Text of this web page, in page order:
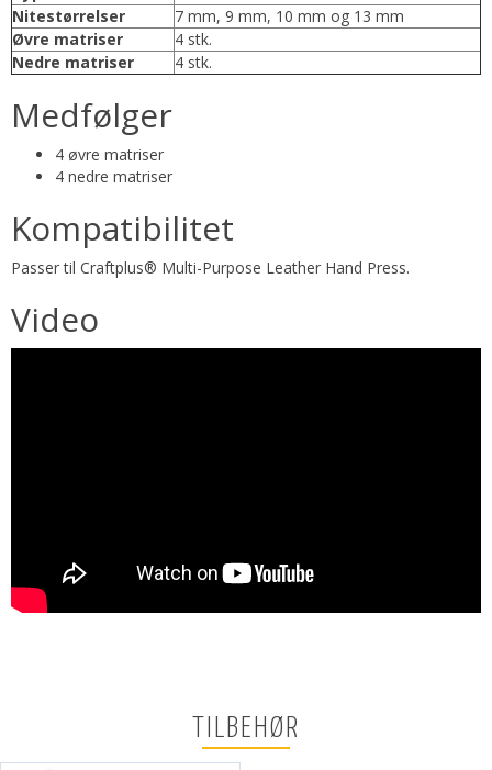
Nitestørrelser
7 mm, 9 mm, 10 mm og 13 mm
Øvre matriser
4 stk.
Nedre matriser
4 stk.
Medfølger
4 øvre matriser
4 nedre matriser
Kompatibilitet
Passer til Craftplus® Multi-Purpose Leather Hand Press.
Video
TILBEHØR